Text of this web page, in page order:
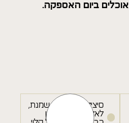
ביום האספקה.
סיציליאני- גבינת שמנת,
לאליק, ממרח לימון